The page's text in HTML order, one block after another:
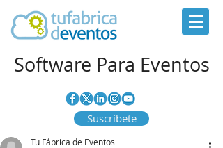
Software Para Eventos
Suscríbete
Tu Fábrica de Eventos